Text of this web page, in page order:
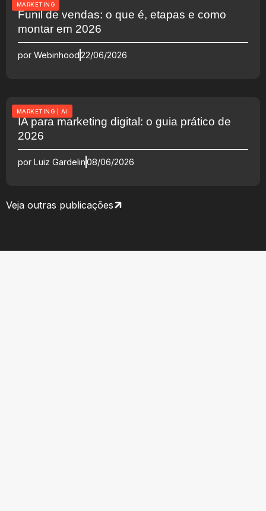
MARKETING
Funil de vendas: o que é, etapas e como
montar em 2026
por Webinhood22/06/2026
MARKETING AI
IA para marketing digital: o guia prático de
2026
por Luiz Gardelin08/06/2026
Veja outras publicações